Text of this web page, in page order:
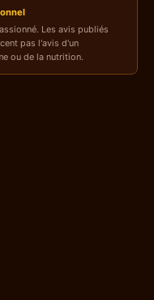
Les avis publiés
pas l'avis d'un
ou de la nutrition.